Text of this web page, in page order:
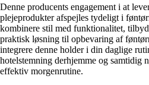
Denne producents engagement i at
plejeprodukter afspejles tydeligt i
kombinere stil med funktionalitet,
praktisk løsning til opbevaring af
integrere denne holder i din daglige
hotelstemning derhjemme og samtidig
effektiv morgenrutine.